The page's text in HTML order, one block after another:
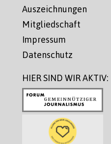
Auszeichnungen
Mitgliedschaft
Impressum
Datenschutz
HIER SIND WIR AKTIV: